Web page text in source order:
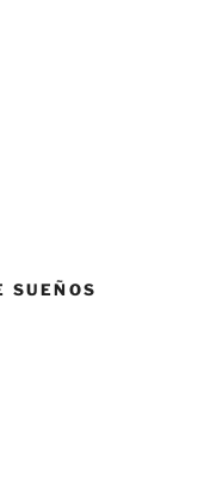
SUEÑOS